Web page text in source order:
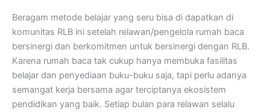
Beragam metode belajar yang seru bisa di dapatkan di
komunitas RLB ini setelah relawan/pengelola rumah baca
bersinergi dan berkomitmen untuk bersinergi dengan RLB.
Karena rumah baca tak cukup hanya membuka fasilitas
belajar dan penyediaan buku-buku saja, tapi perlu adanya
semangat kerja bersama agar terciptanya ekosistem
pendidikan yang baik. Setiap bulan para relawan selalu